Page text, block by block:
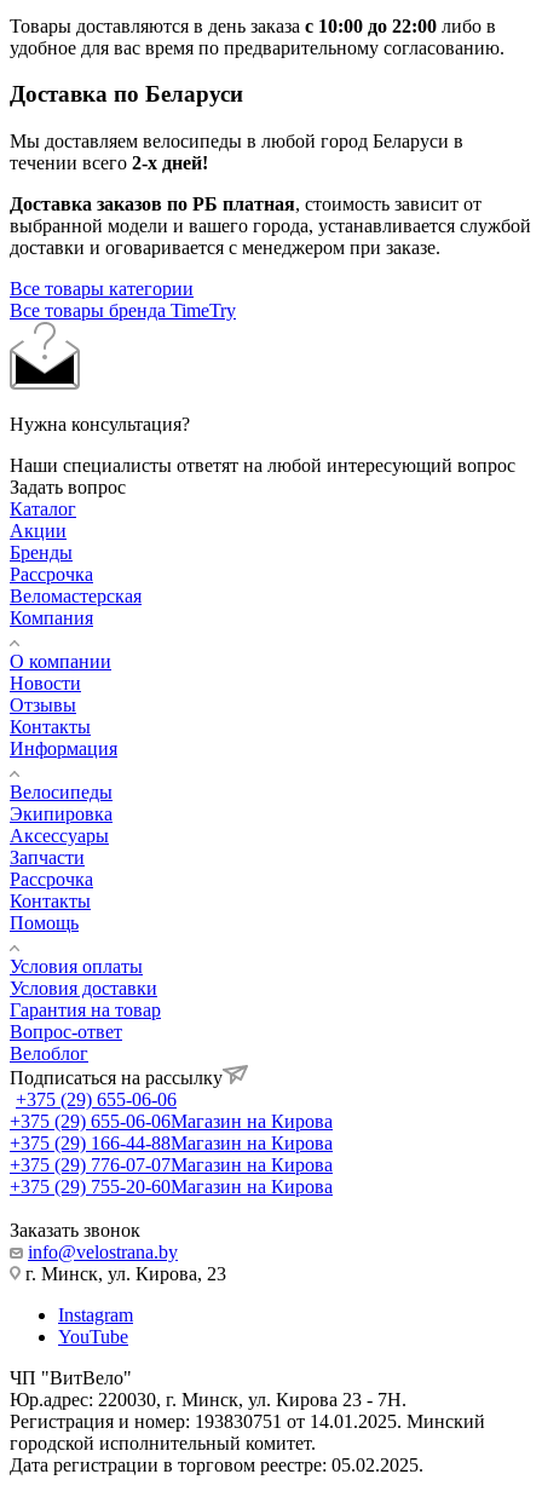
Товары доставляются в день заказа с 10:00 до 22:00 либо в
удобное для вас время по предварительному согласованию.
Доставка по Беларуси
Мы доставляем велосипеды в любой город Беларуси в
течении всего 2-х дней!
Доставка заказов по РБ платная, стоимость зависит от
выбранной модели и вашего города, устанавливается службой
доставки и оговаривается с менеджером при заказе.
Все товары категории
Все товары бренда TimeTry
Нужна консультация?
Наши специалисты ответят на любой интересующий вопрос
Задать вопрос
Каталог
Акции
Бренды
Рассрочка
Веломастерская
Компания
О компании
Новости
Отзывы
Контакты
Информация
Велосипеды
Экипировка
Аксессуары
Запчасти
Рассрочка
Контакты
Помощь
Условия оплаты
Условия доставки
Гарантия на товар
Вопрос-ответ
Велоблог
Подписаться на рассылку
+375 (29) 655-06-06
+375 (29) 655-06-06Магазин на Кирова
+375 (29) 166-44-88Магазин на Кирова
+375 (29) 776-07-07Магазин на Кирова
+375 (29) 755-20-60Магазин на Кирова
Заказать звонок
info@velostrana.by
г. Минск, ул. Кирова, 23
Instagram
YouTube
ЧП "ВитВело"
Юр.адрес: 220030, г. Минск, ул. Кирова 23 - 7Н.
Регистрация и номер: 193830751 от 14.01.2025. Минский
городской исполнительный комитет.
Дата регистрации в торговом реестре: 05.02.2025.